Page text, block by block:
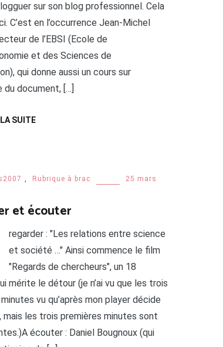
sur son blog professionnel. Cela
C’est en l’occurrence Jean-Michel
de l’EBSI (Ecole de
et des Sciences de
qui donne aussi un cours sur
du document, […]
LA SUITE
, Rubrique à brac
25 mars
et écouter
regarder : "Les relations entre science
et société …" Ainsi commence le film
"Regards de chercheurs", un 18
mérite le détour (je n’ai vu que les trois
vu qu’après mon player décide
mais les trois premières minutes sont
écouter : Daniel Bougnoux (qui